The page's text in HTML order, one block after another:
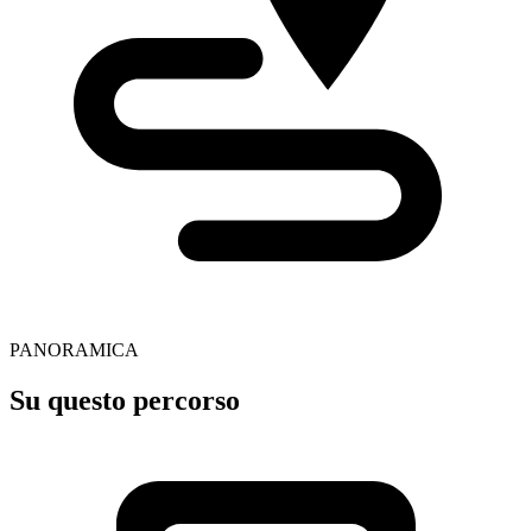
PANORAMICA
Su questo percorso